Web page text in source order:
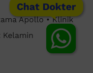
Chat Dokter
Apollo • Klinik
Kelamin